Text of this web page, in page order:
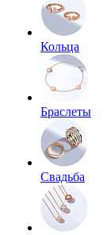
Кольца
Браслеты
Свадьба